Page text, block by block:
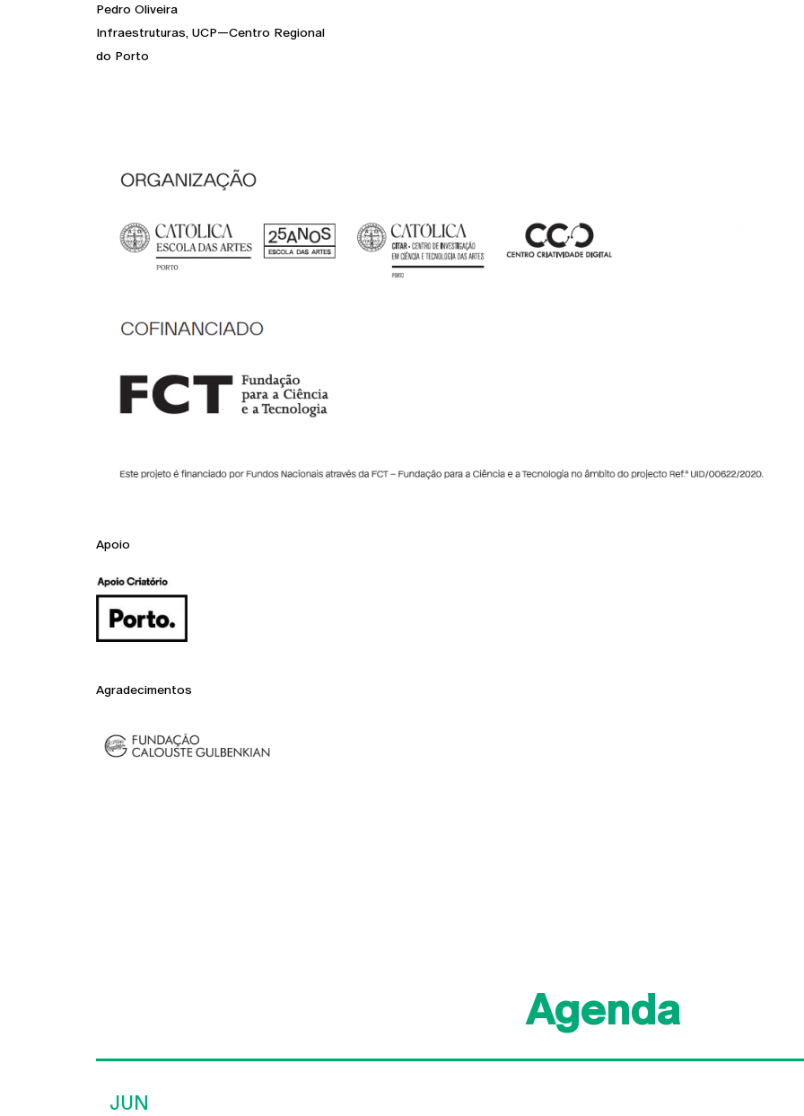
Pedro Oliveira
Infraestruturas, UCP—Centro Regional
do Porto
Apoio
Agradecimentos
Agenda
JUN